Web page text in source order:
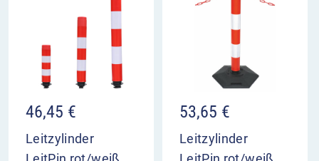
46,45 €
Leitzylinder
53,65 €
Leitzylinder